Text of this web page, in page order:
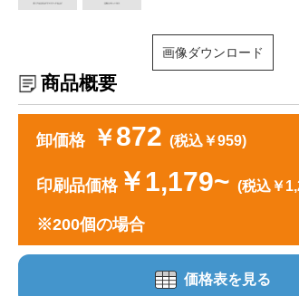
画像ダウンロード
商品概要
卸価格 ￥872 (税込￥959)
印刷品価格￥1,179~ (税込￥
※200個の場合
価格表を見る